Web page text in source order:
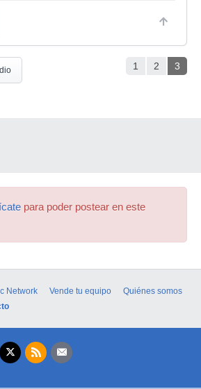
1 2 3
para poder postear en este
Network Vende tu equipo
Quiénes somos